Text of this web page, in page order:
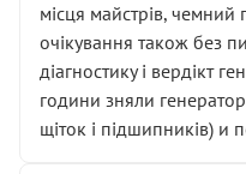
місця майстрів, чемний
очікування також без
діагностику і вердікт
години зняли
щіток і підшипників) и